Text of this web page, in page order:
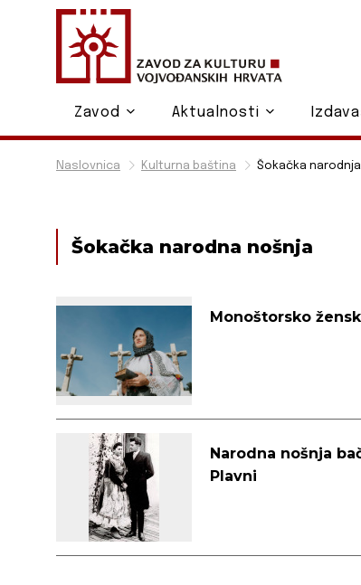
Naslovnica Kulturna baština Šokačka
Šokačka narodna nošnja
Monoštorsko
Narodna nošnja
Plavni
Zavod Aktualnosti